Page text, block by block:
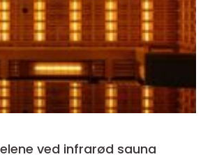
ved infrarød sauna